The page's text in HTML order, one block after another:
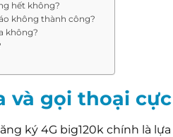
hết không?
không thành công?
không?
và gọi thoại
ký 4G big120k chính là